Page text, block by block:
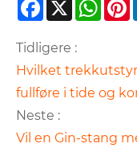
Facebook
X
Tidligere :
Hvilket
fullføre i tide og
Neste :
Vil en Gin-stang